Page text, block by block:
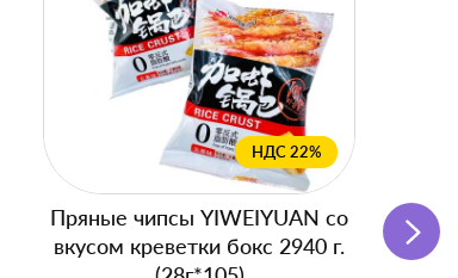
НДС 22%
Пряные чипсы YIWEIYUAN со
вкусом креветки бокс 2940 г.